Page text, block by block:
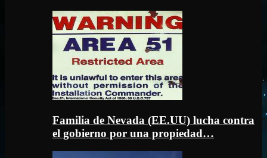
Familia de Nevada (EE.UU) lucha contra
el gobierno por una propiedad…